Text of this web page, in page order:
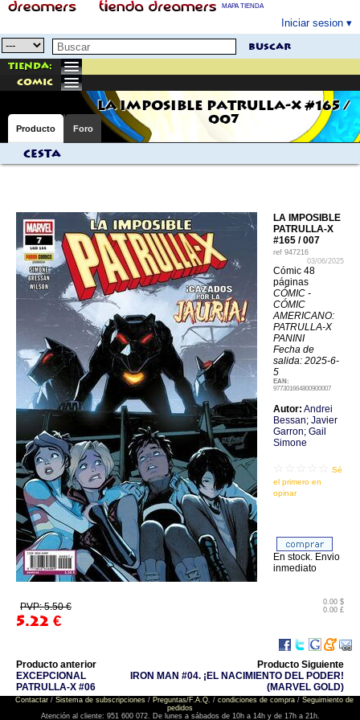
MAPA TIENDA
Iniciar sesion
buscar
Tienda:
comic
LA IMPOSIBLE PATRULLA-X #165 /
007
Producto Foro
Cesta
LA IMPOSIBLE
PATRULLA-X
#165 / 007
ref 947216
03/06/2025
Cómic 48
páginas
CÓMIC -
CÓMIC
AMERICANO:
PATRULLA-X
PANINI
Fecha de
salida: 2025-6-
5
EAN:
977301664800900007
Autor: Andrei
Bessan; Javier
Garron; Gail
Simone
Sé
el primero en
opinar
PVP: 5.50 €
5.22 €
0.00 $
0.00 £
En stock. Envio
inmediato
Producto anterior
EXCEPCIONAL
PATRULLA-X #06
Producto Siguiente
IRON MAN #04. ¡EL NACIMIENTO DEL PODER!
(MARVEL GOLD)
Contactar/ Sistema de subscripciones/ Preguntas/F.A.Q. / condiciones de compra/ Seguimiento de
pedidos
Atención al cliente: 951 600 072. De lunes a sábados de 10h a 14h y de 17h a 21h.